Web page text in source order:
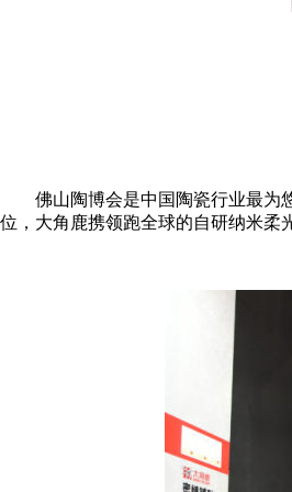
佛山陶博会是中国陶瓷行业最为悠
位，大角鹿携领跑全球的自研纳米柔